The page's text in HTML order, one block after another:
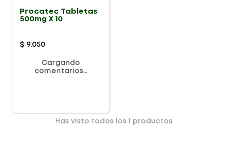
Procatec Tabletas
500mg X 10
$ 9.050
Cargando
comentarios…
Has visto todos los productos